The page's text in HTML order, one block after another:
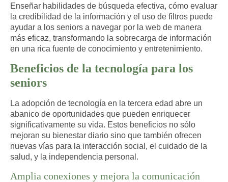
Enseñar habilidades de búsqueda efectiva, cómo evaluar
la credibilidad de la información y el uso de filtros puede
ayudar a los seniors a navegar por la web de manera
más eficaz, transformando la sobrecarga de información
en una rica fuente de conocimiento y entretenimiento.
Beneficios de la tecnología para los
seniors
La adopción de tecnología en la tercera edad abre un
abanico de oportunidades que pueden enriquecer
significativamente su vida. Estos beneficios no sólo
mejoran su bienestar diario sino que también ofrecen
nuevas vías para la interacción social, el cuidado de la
salud, y la independencia personal.
Amplia conexiones y mejora la comunicación